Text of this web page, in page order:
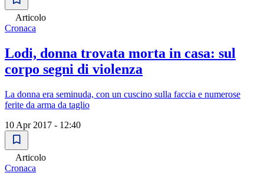
Articolo
Cronaca
Lodi, donna trovata morta in casa: sul
corpo segni di violenza
La donna era seminuda, con un cuscino sulla faccia e numerose
ferite da arma da taglio
10 Apr 2017 - 12:40
Articolo
Cronaca